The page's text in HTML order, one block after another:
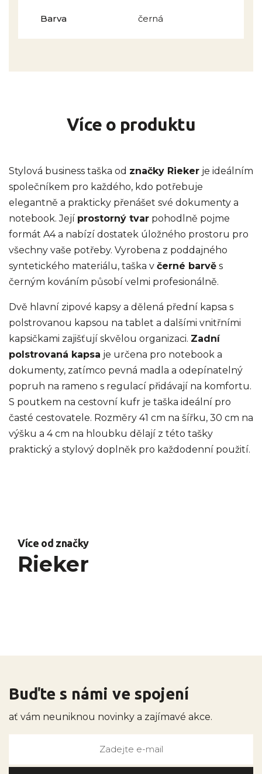
Barva černá
Více o produktu
Stylová business taška od značky Rieker je ideálním
společníkem pro každého, kdo potřebuje
elegantně a prakticky přenášet své dokumenty a
notebook. Její prostorný tvar pohodlně pojme
formát A4 a nabízí dostatek úložného prostoru pro
všechny vaše potřeby. Vyrobena z poddajného
syntetického materiálu, taška v černé barvě s
černým kováním působí velmi profesionálně.
Dvě hlavní zipové kapsy a dělená přední kapsa s
polstrovanou kapsou na tablet a dalšími vnitřními
kapsičkami zajišťují skvělou organizaci. Zadní
polstrovaná kapsa je určena pro notebook a
dokumenty, zatímco pevná madla a odepínatelný
popruh na rameno s regulací přidávají na komfortu.
S poutkem na cestovní kufr je taška ideální pro
časté cestovatele. Rozměry 41 cm na šířku, 30 cm na
výšku a 4 cm na hloubku dělají z této tašky
praktický a stylový doplněk pro každodenní použití.
Více od značky
Rieker
Buďte s námi ve spojení
ať vám neuniknou novinky a zajímavé akce.